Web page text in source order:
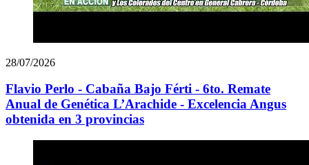
28/07/2026
Flavio Perlo - Cabaña Bajo Férti - 6to. Remate
Anual de Genética L’Arachide - Excelencia Angus
obtenida en 3 provincias